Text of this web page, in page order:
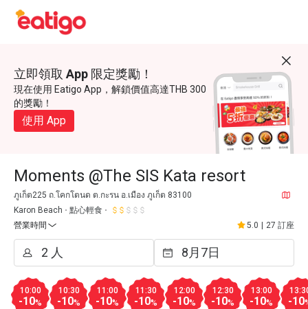
立即領取 App 限定獎勵！
現在使用 Eatigo App，解鎖價值高達THB 300
的獎勵！
使用 App
Moments @The SIS Kata resort
ภูเก็ต225 ถ.โคกโตนด ต.กะรน อ.เมือง ภูเก็ต 83100
Karon Beach
點心輕食
營業時間
5.0 27 訂座
10:00
-10%
10:30
-10%
11:00
-10%
11:30
-10%
12:00
-10%
12:30
-10%
13:00
-10% -10